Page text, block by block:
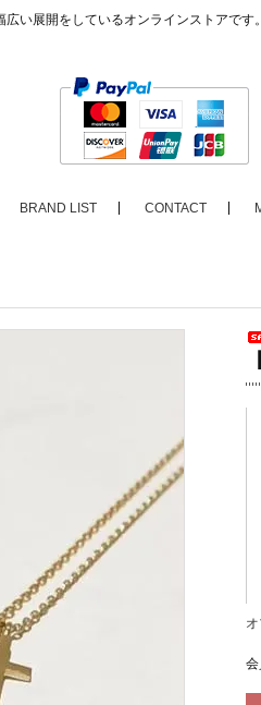
い展開をしているオンラインストアです
BRAND LIST CONTACT